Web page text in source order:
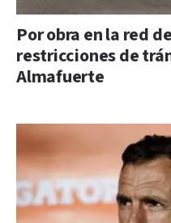
Por obra en la red
restricciones de
Almafuerte